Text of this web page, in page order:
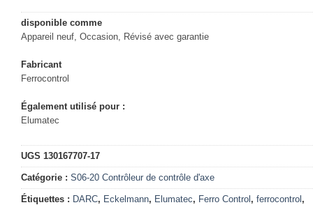
disponible comme
Appareil neuf, Occasion, Révisé avec garantie
Fabricant
Ferrocontrol
Également utilisé pour :
Elumatec
UGS 130167707-17
Catégorie : S06-20 Contrôleur de contrôle d'axe
Étiquettes : DARC, Eckelmann, Elumatec, Ferro Control , ferrocontrol ,